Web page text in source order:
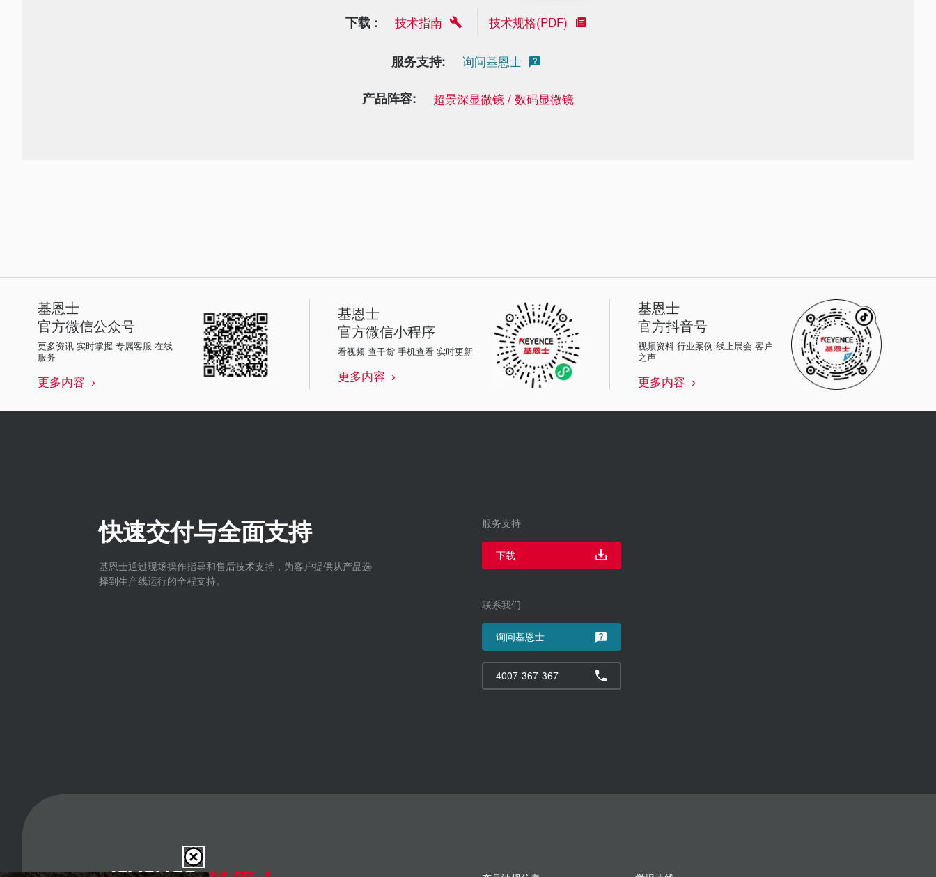
下载 : 技术指南 技术规格(PDF)
服务支持: 询问基恩士
产品阵容: 超景深显微镜 / 数码显微镜
基恩士
官方微信公众号
更多资讯 实时掌握 专属客服 在线
服务
更多内容
基恩士
官方微信小程序
看视频 查干货 手机查看 实时更新
更多内容
基恩士
官方抖音号
视频资料 行业案例 线上展会 客户
之声
更多内容
快速交付与全面支持
基恩士通过现场操作指导和售后技术支持，为客户提供从产品选
择到生产线运行的全程支持。
服务支持
下载
联系我们
询问基恩士
4007-367-367